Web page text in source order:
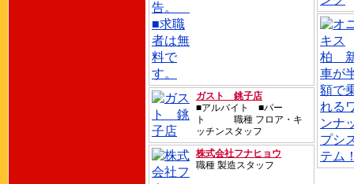
ガスト 銚子店
■アルバイト ■パー
ト 職種 フロア・キ
ッチンスタッフ
株式会社フナヒョウ
職種 製造スタッフ